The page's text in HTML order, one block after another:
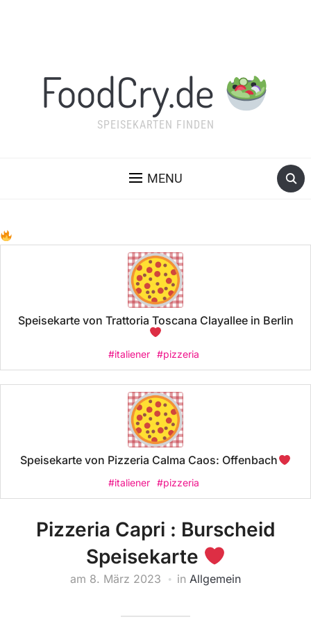
FoodCry.de
SPEISEKARTEN FINDEN
MENU
Speisekarte von Trattoria Toscana Clayallee in Berlin
#italiener #pizzeria
Speisekarte von Pizzeria Calma Caos: Offenbach
#italiener #pizzeria
Pizzeria Capri : Burscheid
Speisekarte
am 8. März 2023 in Allgemein